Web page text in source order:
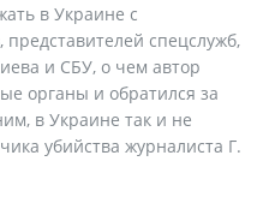
в Украине с
спецслужб,
и СБУ, о чем автор
органы и обратился за
в Украине так и не
убийства журналиста Г.